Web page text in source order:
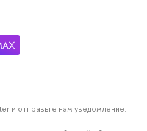
и отправьте нам уведомление.